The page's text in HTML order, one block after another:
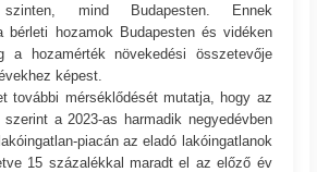
mind Budapesten. Ennek
bérleti hozamok Budapesten és vidéken
a hozamérték növekedési összetevője
képest.
további mérséklődését mutatja, hogy az
a 2023-as harmadik negyedévben
piacán az eladó lakóingatlanok
15 százalékkal maradt el az előző év